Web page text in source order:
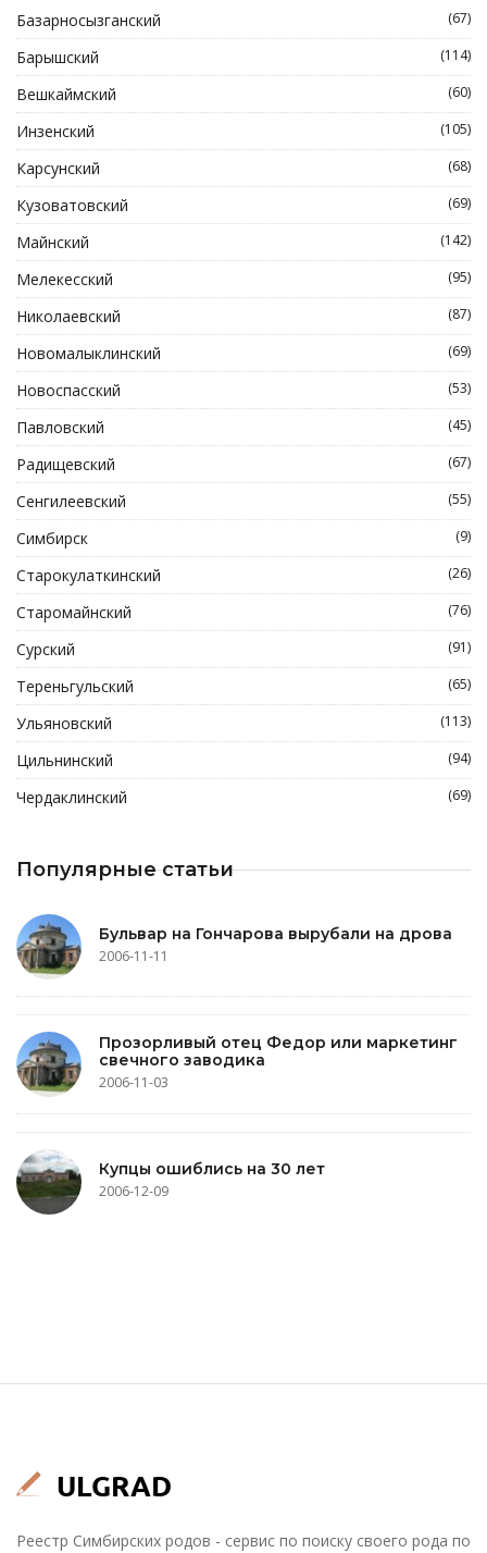
Базарносызганский (67)
Барышский (114)
Вешкаймский (60)
Инзенский (105)
Карсунский (68)
Кузоватовский (69)
Майнский (142)
Мелекесский (95)
Николаевский (87)
Новомалыклинский (69)
Новоспасский (53)
Павловский (45)
Радищевский (67)
Сенгилеевский (55)
Симбирск (9)
Старокулаткинский (26)
Старомайнский (76)
Сурский (91)
Тереньгульский (65)
Ульяновский (113)
Цильнинский (94)
Чердаклинский (69)
Популярные статьи
Бульвар на Гончарова вырубали на дрова
2006-11-11
Прозорливый отец Федор или маркетинг
свечного заводика
2006-11-03
Купцы ошиблись на 30 лет
2006-12-09
Реестр Симбирских родов - сервис по поиску своего рода по